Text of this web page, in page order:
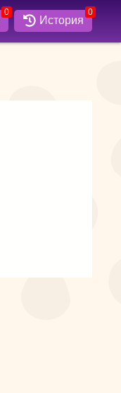
0
История
0